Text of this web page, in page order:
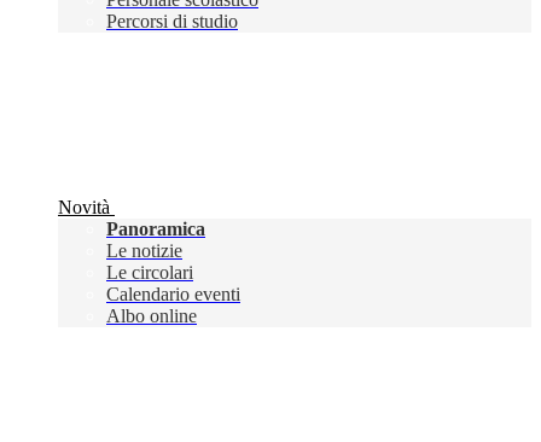
Percorsi di studio
Novità
Panoramica
Le notizie
Le circolari
Calendario eventi
Albo online